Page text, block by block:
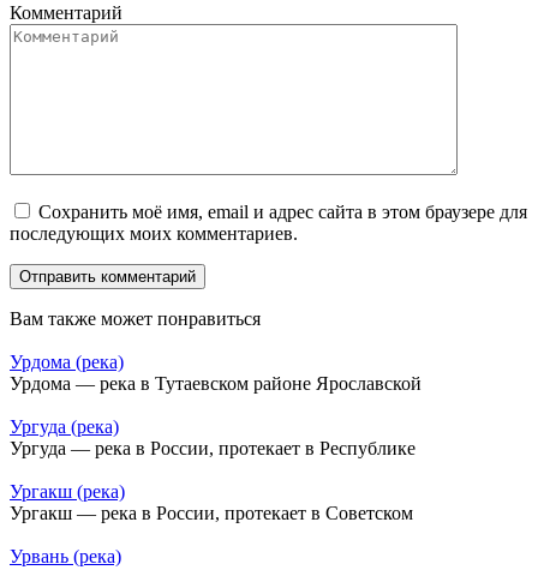
Комментарий
Сохранить моё имя, email и адрес сайта в этом браузере для
последующих моих комментариев.
Вам также может понравиться
Урдома (река)
Урдома — река в Тутаевском районе Ярославской
Ургуда (река)
Ургуда — река в России, протекает в Республике
Ургакш (река)
Ургакш — река в России, протекает в Советском
Урвань (река)